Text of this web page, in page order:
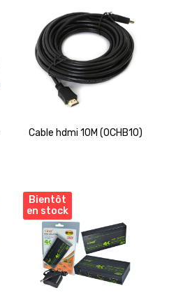
Cable hdmi 10M (OCHB10)
Bientôt
en stock